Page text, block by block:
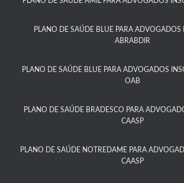
PLANO DE SAÚDE BLUE PARA ADVOGADOS
ABRABDIR
PLANO DE SAÚDE BLUE PARA ADVOGADOS
OAB
PLANO DE SAÚDE BRADESCO PARA
CAASP​
PLANO DE SAÚDE NOTREDAME PARA
CAASP​